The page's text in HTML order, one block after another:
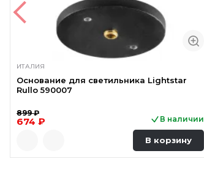
ИТАЛИЯ
Основание для светильника Lightstar
Rullo 590007
899 ₽
674 ₽ В наличии
В корзину